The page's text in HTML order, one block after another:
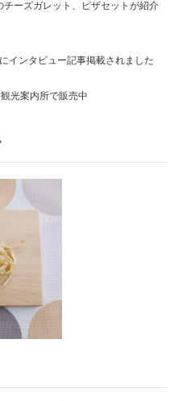
ーズガレット、ピザセットが紹介
インタビュー記事掲載されました
光案内所で販売中